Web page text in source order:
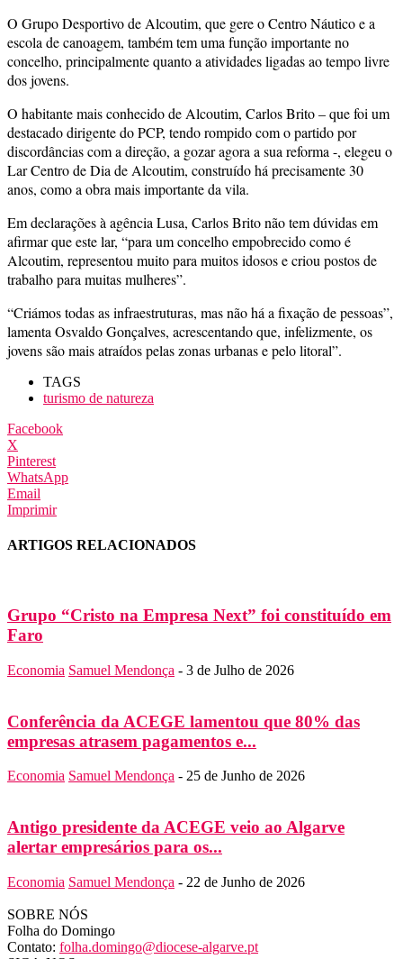
O Grupo Desportivo de Alcoutim, que gere o Centro Náutico e a
escola de canoagem, também tem uma função importante no
concelho, principalmente quanto a atividades ligadas ao tempo livre
dos jovens.
O habitante mais conhecido de Alcoutim, Carlos Brito – que foi um
destacado dirigente do PCP, tendo rompido com o partido por
discordâncias com a direção, a gozar agora a sua reforma -, elegeu o
Lar Centro de Dia de Alcoutim, construído há precisamente 30
anos, como a obra mais importante da vila.
Em declarações à agência Lusa, Carlos Brito não tem dúvidas em
afirmar que este lar, “para um concelho empobrecido como é
Alcoutim, representou muito para muitos idosos e criou postos de
trabalho para muitas mulheres”.
“Criámos todas as infraestruturas, mas não há a fixação de pessoas”,
lamenta Osvaldo Gonçalves, acrescentando que, infelizmente, os
jovens são mais atraídos pelas zonas urbanas e pelo litoral”.
TAGS
turismo de natureza
Facebook
X
Pinterest
WhatsApp
Email
Imprimir
ARTIGOS RELACIONADOS
Grupo “Cristo na Empresa Next” foi constituído em
Faro
Economia Samuel Mendonça - 3 de Julho de 2026
Conferência da ACEGE lamentou que 80% das
empresas atrasem pagamentos e...
Economia Samuel Mendonça - 25 de Junho de 2026
Antigo presidente da ACEGE veio ao Algarve
alertar empresários para os...
Economia Samuel Mendonça - 22 de Junho de 2026
SOBRE NÓS
Folha do Domingo
Contato: folha.domingo@diocese-algarve.pt